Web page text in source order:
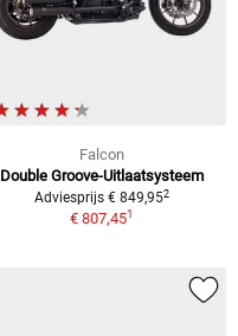
Falcon
Double Groove-Uitlaatsysteem
Adviesprijs € 849,952
€ 807,451